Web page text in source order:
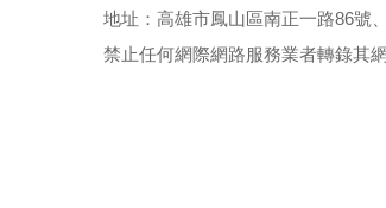
地址：高雄市鳳山區南正一路86
禁止任何網際網路服務業者轉錄其